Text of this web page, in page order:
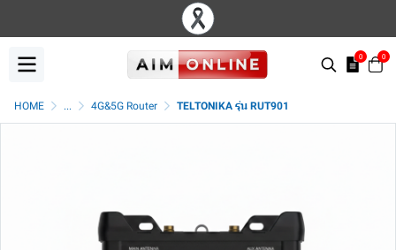
0 0
HOME ... 4G&5G Router TELTONIKA รุ่น RUT901